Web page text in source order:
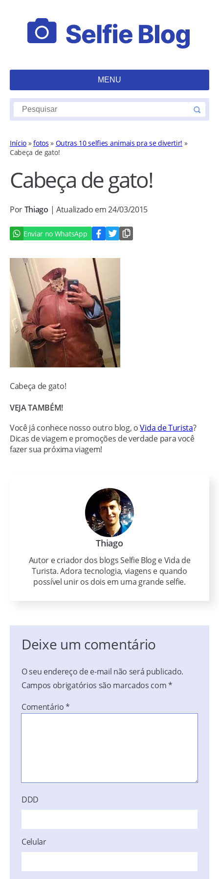
MENU
Início »fotos » Outras 10 selfies animais pra se divertir! »
Cabeça de gato!
Cabeça de gato!
PorThiago | Atualizado em 24/03/2015
Enviar no WhatsApp
Cabeça de gato!
VEJA TAMBÉM!
Você já conhece nosso outro blog, oVida de Turista?
Dicas de viagem e promoções de verdade para você
fazer sua próxima viagem!
Thiago
Autor e criador dos blogs Selfie Blog e Vida de
Turista. Adora tecnologia, viagens e quando
possível unir os dois em uma grande selfie.
Deixe um comentário
O seu endereço de e-mail não será publicado.
Campos obrigatórios são marcados com*
Comentário*
DDD
Celular